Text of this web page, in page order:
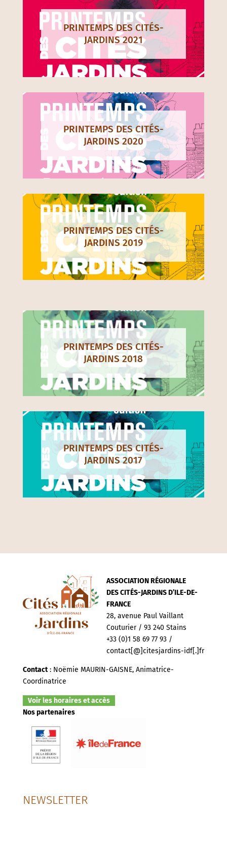
PRINTEMPS DES CITÉS-
JARDINS 2021
PRINTEMPS DES CITÉS-
JARDINS 2020
PRINTEMPS DES CITÉS-
JARDINS 2019
PRINTEMPS DES CITÉS-
JARDINS 2018
PRINTEMPS DES CITÉS-
JARDINS 2017
ASSOCIATION RÉGIONALE
DES CITÉS-JARDINS D’ILE-DE-
FRANCE
28, avenue Paul Vaillant
Couturier / 93 240 Stains
+33 (0)1 58 69 77 93 /
contact[@]citesjardins-idf[.]fr
Contact: Noëmie MAURIN-GAISNE, Animatrice-
Coordinatrice
Voir les horaires et accès
Nos partenaires
NEWSLETTER